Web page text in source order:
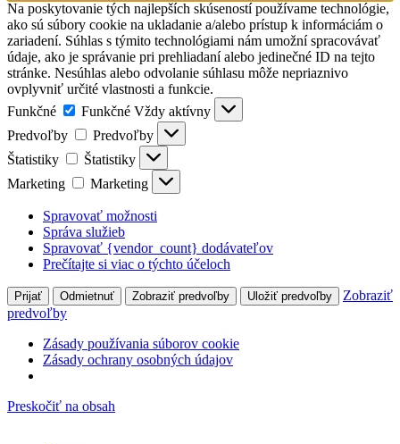
Na poskytovanie tých najlepších skúseností používame technológie,
ako sú súbory cookie na ukladanie a/alebo prístup k informáciám o
zariadení. Súhlas s týmito technológiami nám umožní spracovávať
údaje, ako je správanie pri prehliadaní alebo jedinečné ID na tejto
stránke. Nesúhlas alebo odvolanie súhlasu môže nepriaznivo
ovplyvniť určité vlastnosti a funkcie.
Funkčné
Funkčné Vždy aktívny
Predvoľby
Predvoľby
Štatistiky
Štatistiky
Marketing
Marketing
Spravovať možnosti
Správa služieb
Spravovať {vendor_count} dodávateľov
Prečítajte si viac o týchto účeloch
Prijať Odmietnuť Zobraziť predvoľby Uložiť predvoľby
Zobraziť
predvoľby
Zásady používania súborov cookie
Zásady ochrany osobných údajov
Preskočiť na obsah